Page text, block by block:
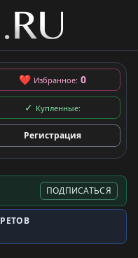
❤ Избранное: 0
✓ Купленные:
Регистрация
ПОДПИСАТЬСЯ